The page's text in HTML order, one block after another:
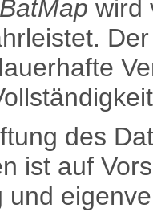
BatMap wird
des
ist auf
und